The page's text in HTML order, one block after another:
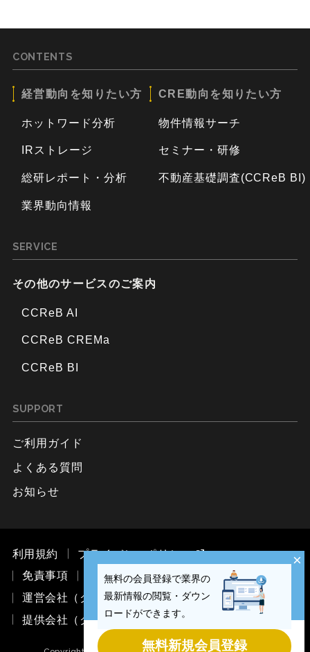
CONTENTS
経営動向を知りたい方
ホットワード分析
IRストレージ
総研レポート・分析
業界動向情報
CRE動向を知りたい方
物件情報サーチ
セミナー・研修
不動産基礎調査(CCReB BI)
SERVICE
その他のサービスのご案内
CCReB AI
CCReB CREMa
CCReB BI
SUPPORT
ご利用ガイド
よくある質問
お知らせ
利用規約
プライバシーポリシー
免責事項
お問い合わせ
運営会社（ククレブ・マーケティング株式会社）
提供会社（ククレブ・アドバイザーズ株式会社）
×
無料の会員登録で業界の
最新情報の閲覧・ダウン
ロードができます。
無料新規会員登録